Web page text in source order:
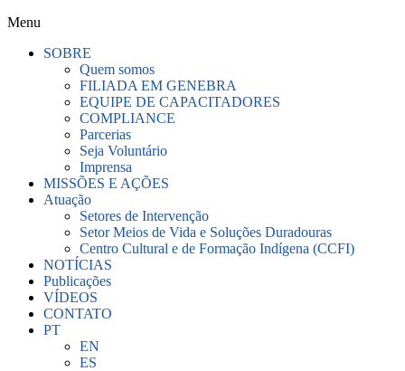
Menu
SOBRE
Quem somos
FILIADA EM GENEBRA
EQUIPE DE CAPACITADORES
COMPLIANCE
Parcerias
Seja Voluntário
Imprensa
MISSÕES E AÇÕES
Atuação
Setores de Intervenção
Setor Meios de Vida e Soluções Duradouras
Centro Cultural e de Formação Indígena (CCFI)
NOTÍCIAS
Publicações
VÍDEOS
CONTATO
PT
EN
ES